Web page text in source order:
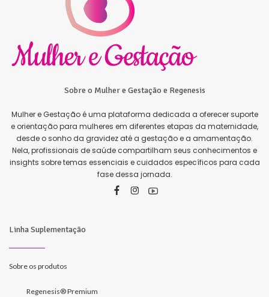
Sobre o Mulher e Gestação e Regenesis
Mulher e Gestação é uma plataforma dedicada a oferecer suporte
e orientação para mulheres em diferentes etapas da maternidade,
desde o sonho da gravidez até a gestação e a amamentação.
Nela, profissionais de saúde compartilham seus conhecimentos e
insights sobre temas essenciais e cuidados específicos para cada
fase dessa jornada.
Linha Suplementação
Sobre os produtos
Regenesis® Premium